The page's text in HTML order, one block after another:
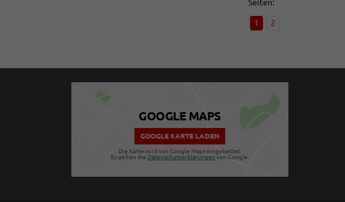
Seiten:
1 2
GOOGLE MAPS
GOOGLE KARTE LADEN
Die Karte wird von Google Maps eingebettet.
Es gelten die Datenschutzerklärungen von Google.